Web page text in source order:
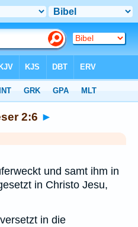
2:6 ►
und samt ihm in
in Christo Jesu,
in die